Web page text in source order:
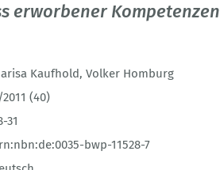
erworbener Kompetenzen
Kaufhold, Volker Homburg
(40)
31
bwp-11528-7